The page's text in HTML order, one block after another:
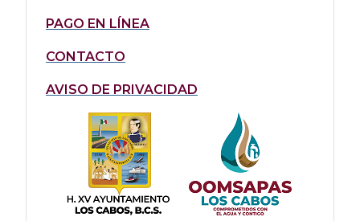
PAGO EN LÍNEA
CONTACTO
AVISO DE PRIVACIDAD